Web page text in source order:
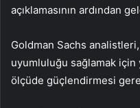
açıklamasının ardından
Goldman Sachs
uyumluluğu sağlamak için
ölçüde güçlendirmesi